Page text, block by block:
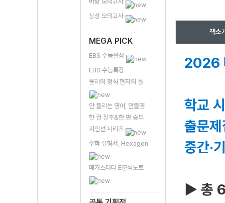
상상 모의고사
MEGA PICK
EBS 수능완성
EBS 수능특강
윤리의 정석 현자의 돌
안 틀리는 영어, 안틀영
한 권 질주&한 판 승부
지인선 시리즈
수학 유형서, Hexagon
메가스터디 E분석노트
책소
2026
학교
출문
중간·
▶ 총